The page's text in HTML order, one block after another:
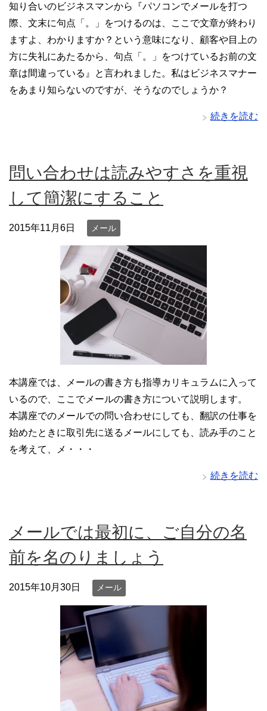
知り合いのビジネスマンから『パソコンでメールを打つ
際、文末に句点「。」をつけるのは、ここで文章が終わり
ますよ、わかりますか？という意味になり、顧客や目上の
方に失礼にあたるから、句点「。」をつけているお前の文
章は間違っている』と言われました。私はビジネスマナー
をあまり知らないのですが、そうなのでしょうか？
続きを読む
問い合わせは読みやすさを重視
して簡潔にすること
2015年11月6日 メール
本講座では、メールの書き方も指導カリキュラムに入って
いるので、ここでメールの書き方について説明します。
本講座でのメールでの問い合わせにしても、翻訳の仕事を
始めたときに取引先に送るメールにしても、読み手のこと
を考えて、メ・・・
続きを読む
メールでは最初に、ご自分の名
前を名のりましょう
2015年10月30日 メール